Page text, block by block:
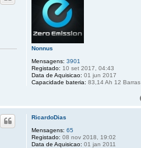
Nonnus
Mensagens: 3901
Registado: 10 set 2017, 04:43
Data de Aquisicao: 01 jun 2017
Capacidade bateria: 83,14 Ah 12 Barras
RicardoDias
Mensagens: 65
Registado: 08 nov 2018, 19:02
Data de Aquisicao: 01 jan 2011